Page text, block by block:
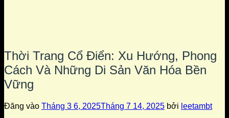
Thời Trang Cổ Điển: Xu Hướng, Phong
Cách Và Những Di Sản Văn Hóa Bền
Vững
Đăng vào Tháng 3 6, 2025Tháng 7 14, 2025 bởi leetambt